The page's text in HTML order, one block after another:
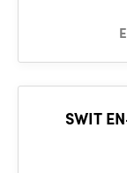
SWIT